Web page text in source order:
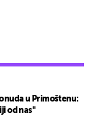
u Primoštenu:
od nas"